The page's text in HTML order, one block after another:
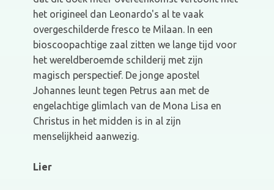
het origineel dan Leonardo's al te vaak
overgeschilderde fresco te Milaan. In een
bioscoopachtige zaal zitten we lange tijd voor
het wereldberoemde schilderij met zijn
magisch perspectief. De jonge apostel
Johannes leunt tegen Petrus aan met de
engelachtige glimlach van de Mona Lisa en
Christus in het midden is in al zijn
menselijkheid aanwezig.
Lier